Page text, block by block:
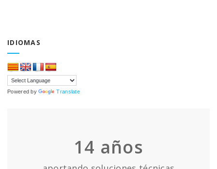
IDIOMAS
Powered by Translate
14 años